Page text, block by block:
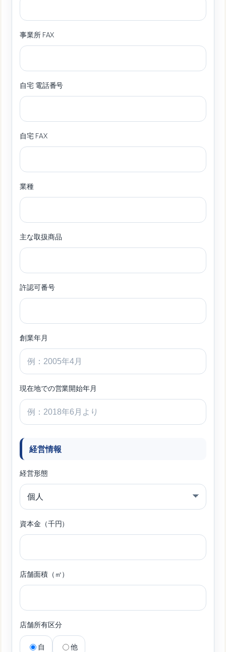
事業所 FAX
自宅 電話番号
自宅 FAX
業種
主な取扱商品
許認可番号
創業年月
現在地での営業開始年月
経営情報
経営形態
資本金（千円）
店舗面積（㎡）
店舗所有区分
自 他